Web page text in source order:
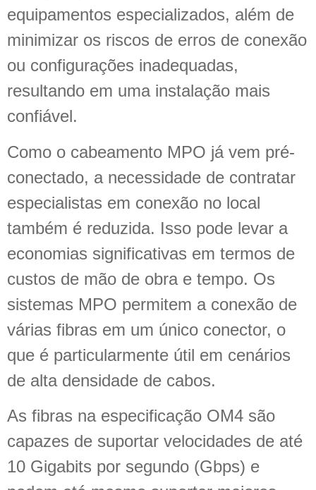
equipamentos especializados, além de
minimizar os riscos de erros de conexão
ou configurações inadequadas,
resultando em uma instalação mais
confiável.
Como o cabeamento MPO já vem pré-
conectado, a necessidade de contratar
especialistas em conexão no local
também é reduzida. Isso pode levar a
economias significativas em termos de
custos de mão de obra e tempo. Os
sistemas MPO permitem a conexão de
várias fibras em um único conector, o
que é particularmente útil em cenários
de alta densidade de cabos.
As fibras na especificação OM4 são
capazes de suportar velocidades de até
10 Gigabits por segundo (Gbps) e